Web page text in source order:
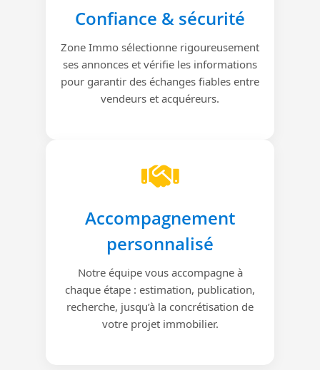
Confiance & sécurité
Zone Immo sélectionne rigoureusement
ses annonces et vérifie les informations
pour garantir des échanges fiables entre
vendeurs et acquéreurs.
Accompagnement
personnalisé
Notre équipe vous accompagne à
chaque étape : estimation, publication,
recherche, jusqu’à la concrétisation de
votre projet immobilier.